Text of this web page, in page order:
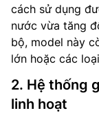
cách sử dụng
nước vừa tăng
bộ, model này
lớn hoặc các
2. Hệ thống
linh hoạt